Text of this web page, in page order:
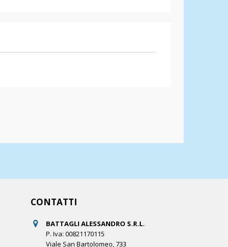
CONTATTI
BATTAGLI ALESSANDRO S.R.L.
P. Iva: 00821170115
Viale San Bartolomeo, 733